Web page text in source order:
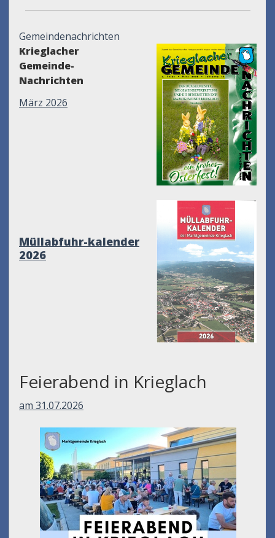
Gemeindenachrichten
Krieglacher
Gemeinde-
Nachrichten
März 2026
Müllabfuhr-kalender
2026
Feierabend in Krieglach
am 31.07.2026